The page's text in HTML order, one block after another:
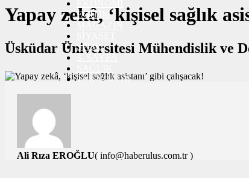
BURÇLAR
İLETİŞİM
EĞİTİM
MAGAZİN
SPOR
TEKNOLOJİ
Yapay zekâ, ‘kişisel sağlık
Üsküdar Üniversitesi Mühendislik ve
Ali Rıza EROĞLU( info@haberulus.com.tr )